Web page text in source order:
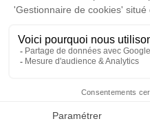
Faire-part
Cérémonie
mercredi 22 octobre
31340 La